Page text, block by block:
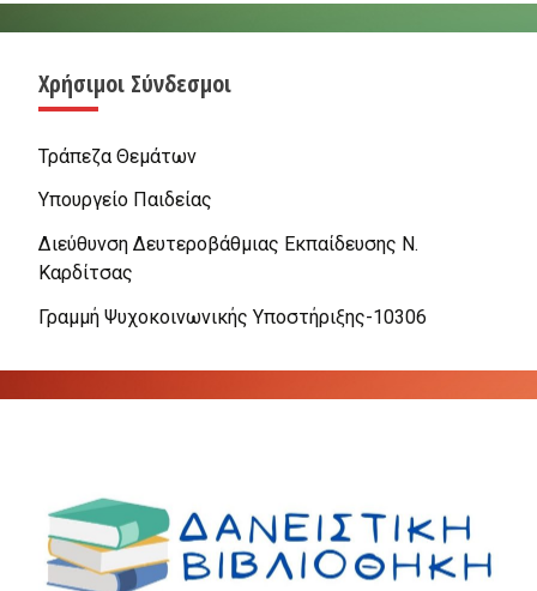
Χρήσιμοι Σύνδεσμοι
Τράπεζα Θεμάτων
Υπουργείο Παιδείας
Διεύθυνση Δευτεροβάθμιας Εκπαίδευσης Ν.
Καρδίτσας
Γραμμή Ψυχοκοινωνικής Υποστήριξης-10306